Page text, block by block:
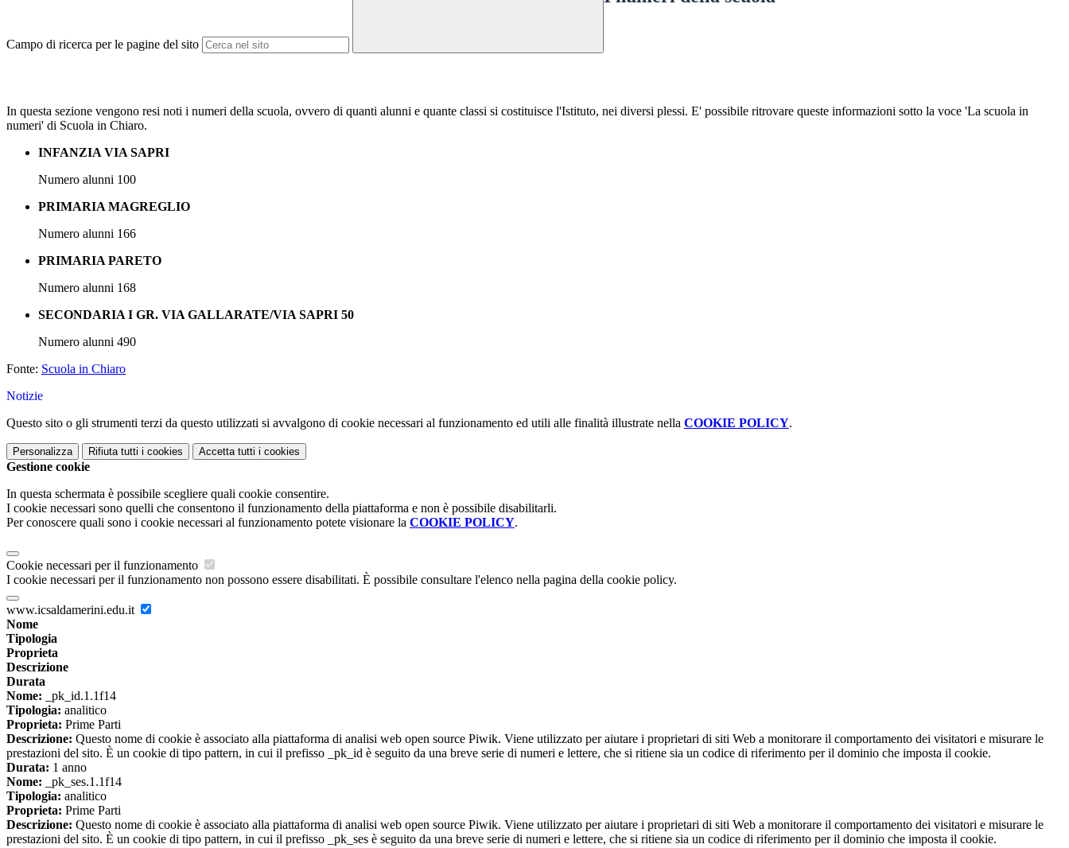
Campo di ricerca per le pagine del sito
In questa sezione vengono resi noti i numeri della scuola, ovvero di quanti alunni e quante classi si costituisce l'Istituto, nei diversi plessi. E' possibile ritrovare queste informazioni sotto la voce 'La scuola in
numeri' di Scuola in Chiaro.
INFANZIA VIA SAPRI
Numero alunni 100
PRIMARIA MAGREGLIO
Numero alunni 166
PRIMARIA PARETO
Numero alunni 168
SECONDARIA I GR. VIA GALLARATE/VIA SAPRI 50
Numero alunni 490
Fonte: Scuola in Chiaro
Notizie
Questo sito o gli strumenti terzi da questo utilizzati si avvalgono di cookie necessari al funzionamento ed utili alle finalità illustrate nella COOKIE POLICY.
Personalizza Rifiuta tutti i cookies Accetta tutti i cookies
Gestione cookie
In questa schermata è possibile scegliere quali cookie consentire.
I cookie necessari sono quelli che consentono il funzionamento della piattaforma e non è possibile disabilitarli.
Per conoscere quali sono i cookie necessari al funzionamento potete visionare la COOKIE POLICY.
Cookie necessari per il funzionamento
I cookie necessari per il funzionamento non possono essere disabilitati. È possibile consultare l'elenco nella pagina della cookie policy.
www.icsaldamerini.edu.it
Nome
Tipologia
Proprieta
Descrizione
Durata
Nome: _pk_id.1.1f14
Tipologia: analitico
Proprieta: Prime Parti
Descrizione: Questo nome di cookie è associato alla piattaforma di analisi web open source Piwik. Viene utilizzato per aiutare i proprietari di siti Web a monitorare il comportamento dei visitatori e misurare le
prestazioni del sito. È un cookie di tipo pattern, in cui il prefisso _pk_id è seguito da una breve serie di numeri e lettere, che si ritiene sia un codice di riferimento per il dominio che imposta il cookie.
Durata: 1 anno
Nome: _pk_ses.1.1f14
Tipologia: analitico
Proprieta: Prime Parti
Descrizione: Questo nome di cookie è associato alla piattaforma di analisi web open source Piwik. Viene utilizzato per aiutare i proprietari di siti Web a monitorare il comportamento dei visitatori e misurare le
prestazioni del sito. È un cookie di tipo pattern, in cui il prefisso _pk_ses è seguito da una breve serie di numeri e lettere, che si ritiene sia un codice di riferimento per il dominio che imposta il cookie.